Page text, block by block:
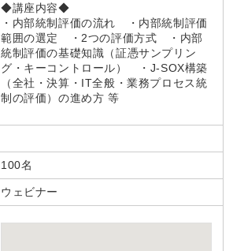
◆講座内容◆
・内部統制評価の流れ ・内部統制評価
範囲の選定 ・2つの評価方式 ・内部
統制評価の基礎知識（証憑サンプリン
グ・キーコントロール） ・J-SOX構築
（全社・決算・IT全般・業務プロセス統
制の評価）の進め方 等
100名
ウェビナー